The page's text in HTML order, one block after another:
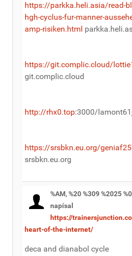
https://parkka.heli.asia/read-
hgh-cyclus-fur-manner-
amp-risiken.html
https://git.complic.cloud/
git.complic.cloud
http://rhx0.top:3000/
https://srsbkn.eu.org/
srsbkn.eu.org
%AM, %20 %309 %2025
napísal
https://
heart-of-the-internet/
deca and dianabol cycle